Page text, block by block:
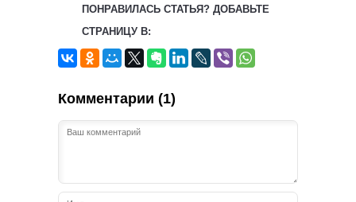
ПОНРАВИЛАСЬ СТАТЬЯ? ДОБАВЬТЕ
СТРАНИЦУ В:
Комментарии (1)